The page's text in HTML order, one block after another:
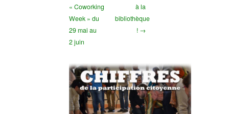
« Coworking
Week » du
29 mai au
2 juin
à la
bibliothèque
! →